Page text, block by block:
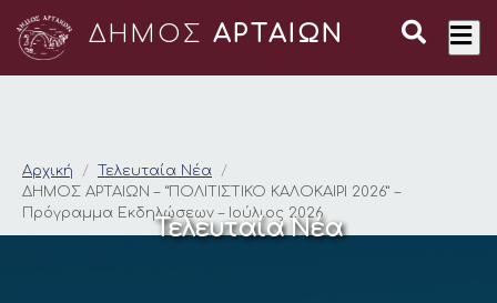
ΔΗΜΟΣ ΑΡΤΑΙΩΝ
ΔΗΜΟΣ ΑΡΤΑΙΩΝ –
Αρχική
Τελευταία Νέα
ΔΗΜΟΣ ΑΡΤΑΙΩΝ – “ΠΟΛΙΤΙΣΤΙΚΟ ΚΑΛΟΚΑΙΡΙ 2026” –
Πρόγραμμα Εκδηλώσεων – Ιούλιος 2026
Τελευταία Νέα